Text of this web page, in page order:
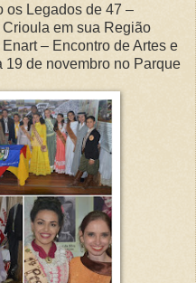
os Legados de 47 –
em sua Região
– Encontro de Artes e
19 de novembro no Parque